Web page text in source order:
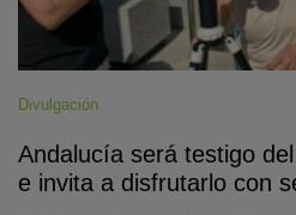
Divulgación
Andalucía será testigo
e invita a disfrutarlo con